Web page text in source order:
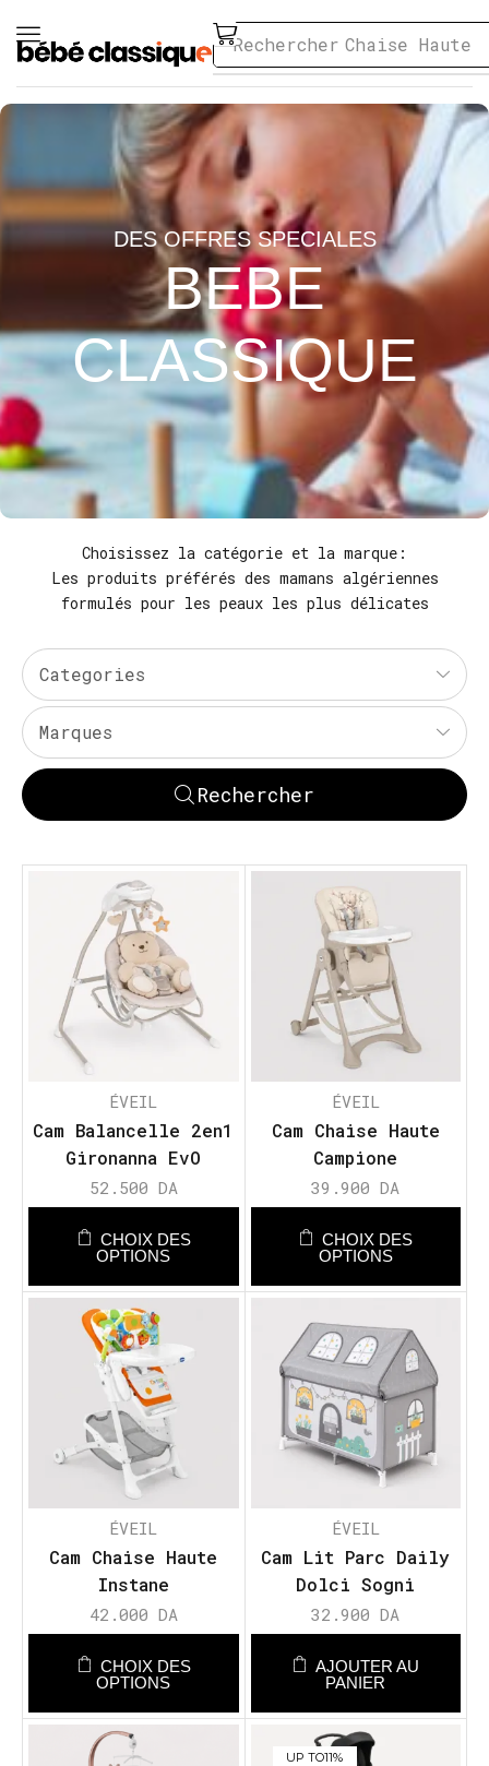
Rechercher Chaise Haute
DES OFFRES SPECIALES
BEBE
CLASSIQUE
Choisissez la catégorie et la marque:
Les produits préférés des mamans algériennes
formulés pour les peaux les plus délicates
Categories
Marques
Rechercher
ÉVEIL
Cam Balancelle 2en1
Gironanna EvO
52.500 DA
CHOIX DES
OPTIONS
ÉVEIL
Cam Chaise Haute
Campione
39.900DA
CHOIX DES
OPTIONS
ÉVEIL
Cam Chaise Haute
Instane
42.000 DA
CHOIX DES
OPTIONS
ÉVEIL
Cam Lit Parc Daily
Dolci Sogni
32.900DA
AJOUTER AU
PANIER
UP TO11%